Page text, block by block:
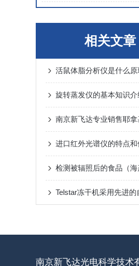
相关文章
活鼠体脂分析仪是什么原
旋转蒸发仪的基本知识
南京新飞达光电科学技术